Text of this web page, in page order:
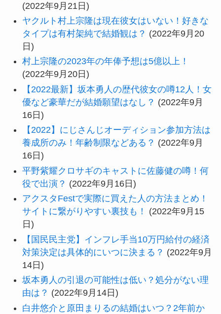
(2022年9月21日)
ヤクルト村上宗隆は現在彼女はいない！好きな
タイプは有村架純で結婚観は？ (2022年9月20
日)
村上宗隆の2023年の年俸予想は5億以上！
(2022年9月20日)
【2022最新】坂本勇人の歴代彼女の噂12人！女
優など豪華だが結婚願望はなし？ (2022年9月
16日)
【2022】にじさんじオーディション参加方法は
養成所のみ！年齢制限などある？ (2022年9月
16日)
平野紫耀クロサギのキャストに佐藤健の噂！何
役で出演？ (2022年9月16日)
アクスタFestで実際に買えた人の方法まとめ！
サイトに繋がりやすい裏技も！
(2022年9月15
日)
【国民民主党】インフレ手当10万円給付の経済
対策決定は具体的にいつに決まる？ (2022年9月
14日)
坂本勇人の引退の可能性は低い？処分がない理
由は？ (2022年9月14日)
白井悠介と原田まりるの結婚はいつ？2年前か